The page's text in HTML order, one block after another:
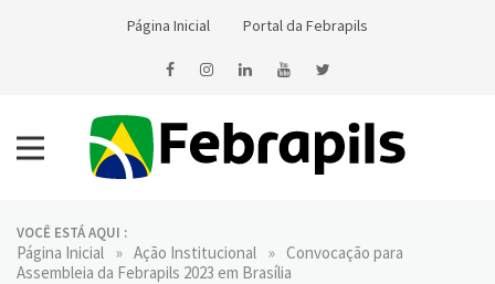
Página Inicial Portal da Febrapils
VOCÊ ESTÁ AQUI :
Página Inicial » Ação Institucional » Convocação para
Assembleia da Febrapils 2023 em Brasília